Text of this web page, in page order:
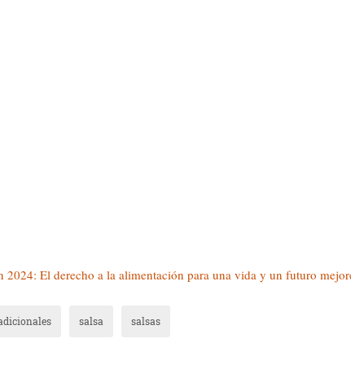
El derecho a la alimentación para una vida y un futuro
salsa salsas